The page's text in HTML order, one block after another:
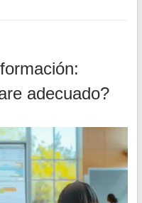
adecuado?